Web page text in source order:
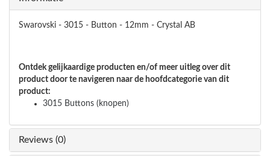
Swarovski - 3015 - Button - 12mm - Crystal AB
Ontdek gelijkaardige producten en/of meer uitleg over dit
product door te navigeren naar de hoofdcategorie van dit
product:
3015 Buttons (knopen)
Reviews (0)